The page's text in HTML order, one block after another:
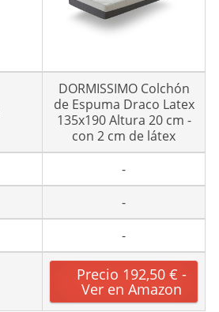
DORMISSIMO Colchón
de Espuma Draco Latex
135x190 Altura 20 cm -
con 2 cm de látex
-
-
-
Precio 192,50 € -
Ver en Amazon